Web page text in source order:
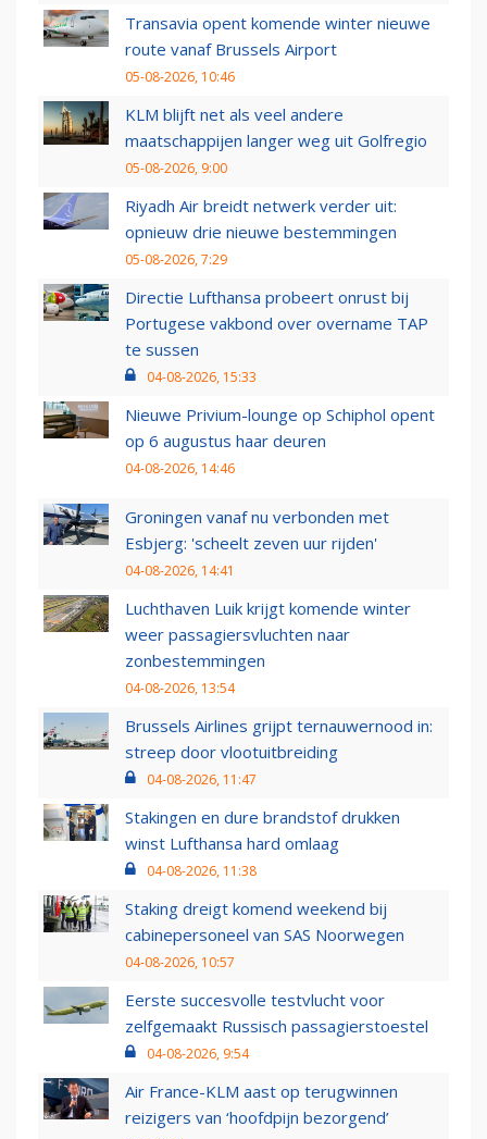
Transavia opent komende winter nieuwe
route vanaf Brussels Airport
05-08-2026, 10:46
KLM blijft net als veel andere
maatschappijen langer weg uit Golfregio
05-08-2026, 9:00
Riyadh Air breidt netwerk verder uit:
opnieuw drie nieuwe bestemmingen
05-08-2026, 7:29
Directie Lufthansa probeert onrust bij
Portugese vakbond over overname TAP
te sussen
04-08-2026, 15:33
Nieuwe Privium-lounge op Schiphol opent
op 6 augustus haar deuren
04-08-2026, 14:46
Groningen vanaf nu verbonden met
Esbjerg: 'scheelt zeven uur rijden'
04-08-2026, 14:41
Luchthaven Luik krijgt komende winter
weer passagiersvluchten naar
zonbestemmingen
04-08-2026, 13:54
Brussels Airlines grijpt ternauwernood in:
streep door vlootuitbreiding
04-08-2026, 11:47
Stakingen en dure brandstof drukken
winst Lufthansa hard omlaag
04-08-2026, 11:38
Staking dreigt komend weekend bij
cabinepersoneel van SAS Noorwegen
04-08-2026, 10:57
Eerste succesvolle testvlucht voor
zelfgemaakt Russisch passagierstoestel
04-08-2026, 9:54
Air France-KLM aast op terugwinnen
reizigers van ‘hoofdpijn bezorgend’